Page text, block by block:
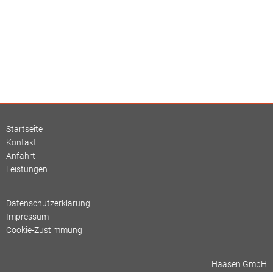
Startseite
Kontakt
Anfahrt
Leistungen
Datenschutzerklärung
Impressum
Cookie-Zustimmung
Haasen GmbH